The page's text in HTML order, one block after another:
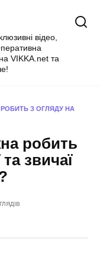
відео,
VIKKA.net та
З ОГЛЯДУ НА
робить
звичаї